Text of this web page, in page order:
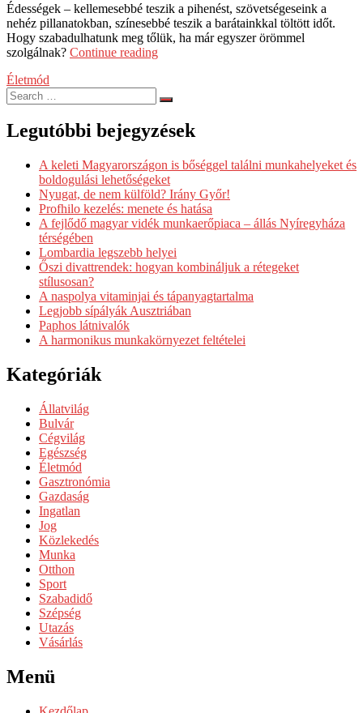
Édességek – kellemesebbé teszik a pihenést, szövetségeseink a
nehéz pillanatokban, színesebbé teszik a barátainkkal töltött időt.
Hogy szabadulhatunk meg tőlük, ha már egyszer örömmel
szolgálnak? Continue reading„Függőség
hogy
le?”
Életmód
Legutóbbi bejegyzések
A keleti Magyarországon is bőséggel találni munkahelyeket és
boldogulási lehetőségeket
Nyugat, de nem külföld? Irány Győr!
Profhilo kezelés: menete és hatása
A fejlődő magyar vidék munkaerőpiaca – állás Nyíregyháza
térségében
Lombardia legszebb helyei
Őszi divattrendek: hogyan kombináljuk a rétegeket
stílusosan?
A naspolya vitaminjai és tápanyagtartalma
Legjobb sípályák Ausztriában
Paphos látnivalók
A harmonikus munkakörnyezet feltételei
Kategóriák
Állatvilág
Bulvár
Cégvilág
Egészség
Életmód
Gasztronómia
Gazdaság
Ingatlan
Jog
Közlekedés
Munka
Otthon
Sport
Szabadidő
Szépség
Utazás
Vásárlás
Menü